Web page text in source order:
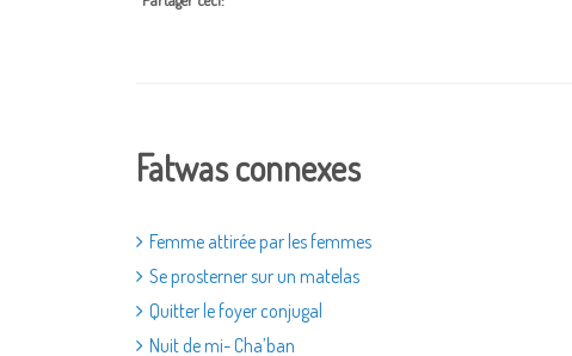
Fatwas connexes
Femme attirée par les femmes
Se prosterner sur un matelas
Quitter le foyer conjugal
Nuit de mi- Cha’ban